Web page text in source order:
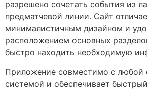
разрешено сочетать события из
предматчевой линии. Сайт
минималистичным дизайном и
расположением основных
быстро находить необходимую
Приложение совместимо с любой
системой и обеспечивает